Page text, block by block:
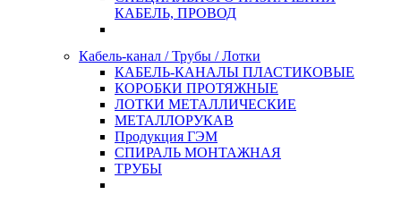
КАБЕЛЬ, ПРОВОД
Кабель-канал / Трубы / Лотки
КАБЕЛЬ-КАНАЛЫ ПЛАСТИКОВЫЕ
КОРОБКИ ПРОТЯЖНЫЕ
ЛОТКИ МЕТАЛЛИЧЕСКИЕ
МЕТАЛЛОРУКАВ
Продукция ГЭМ
СПИРАЛЬ МОНТАЖНАЯ
ТРУБЫ